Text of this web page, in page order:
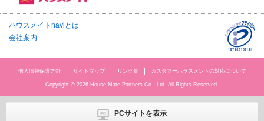
ハウスメイトnaviとは
会社案内
個人情報保護方針 サイトマップ リンク集 カスタマーハラスメントの対応について
Copyright © 2026 House Mate Partners Co., Ltd. All Rights Reserved.
PCサイトを表示